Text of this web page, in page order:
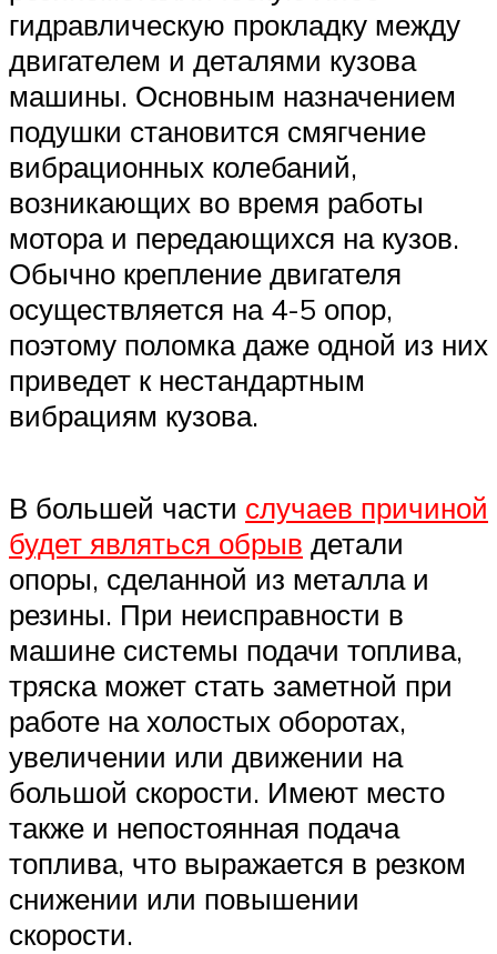
гидравлическую прокладку между
двигателем и деталями кузова
машины. Основным назначением
подушки становится смягчение
вибрационных колебаний,
возникающих во время работы
мотора и передающихся на кузов.
Обычно крепление двигателя
осуществляется на 4-5 опор,
поэтому поломка даже одной из них
приведет к нестандартным
вибрациям кузова.
В большей части случаев причиной
будет являться обрыв детали
опоры, сделанной из металла и
резины. При неисправности в
машине системы подачи топлива,
тряска может стать заметной при
работе на холостых оборотах,
увеличении или движении на
большой скорости. Имеют место
также и непостоянная подача
топлива, что выражается в резком
снижении или повышении
скорости.